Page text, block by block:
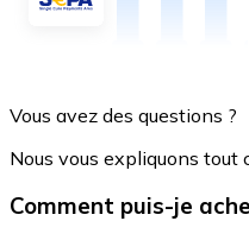
Vous avez des questions ?
Nous vous expliquons tout
Comment puis-je